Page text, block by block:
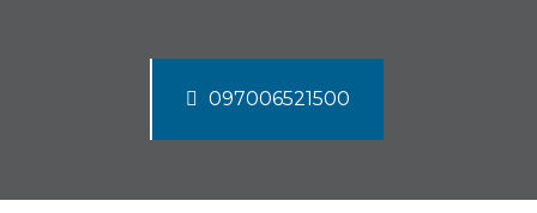
097006521500